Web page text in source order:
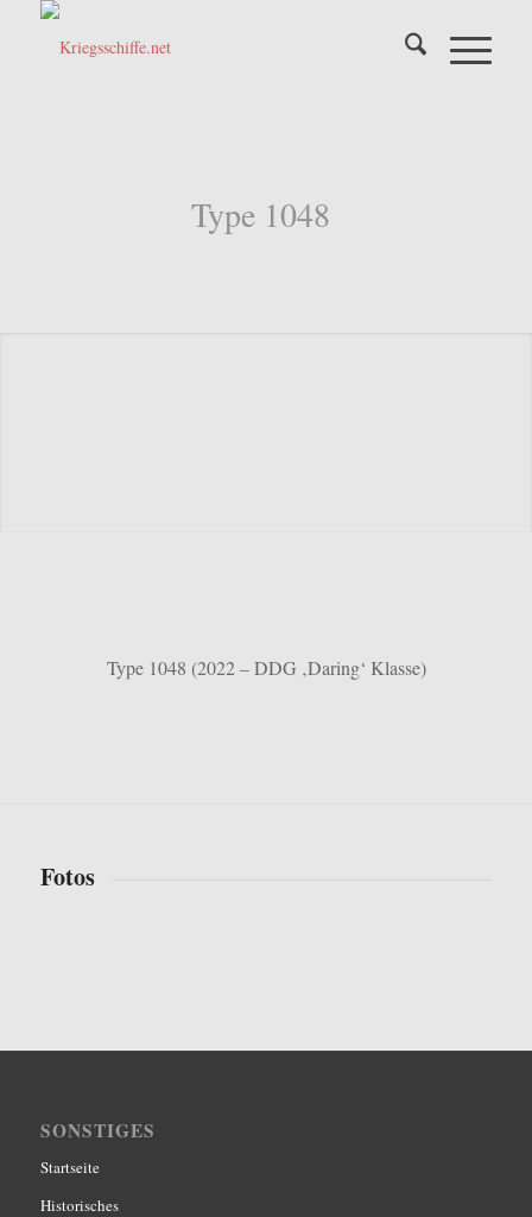
Type 1048
Type 1048 (2022 – DDG ‚Daring‘ Klasse)
Fotos
SONSTIGES
Startseite
Historisches